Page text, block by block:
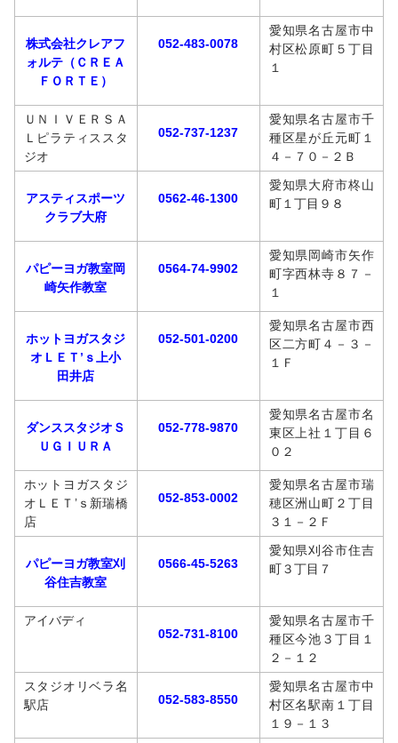
株式会社クレアフ
ォルテ（ＣＲＥＡ
ＦＯＲＴＥ）
052-483-0078
愛知県名古屋市中
村区松原町５丁目
１
ＵＮＩＶＥＲＳＡ
Ｌピラティススタ
ジオ
052-737-1237
愛知県名古屋市千
種区星が丘元町１
４－７０－２Ｂ
アスティスポーツ
クラブ大府
0562-46-1300
愛知県大府市柊山
町１丁目９８
パピーヨガ教室岡
崎矢作教室
0564-74-9902
愛知県岡崎市矢作
町字西林寺８７－
１
ホットヨガスタジ
オＬＥＴ’ｓ上小
田井店
052-501-0200
愛知県名古屋市西
区二方町４－３－
１Ｆ
ダンススタジオＳ
ＵＧＩＵＲＡ
052-778-9870
愛知県名古屋市名
東区上社１丁目６
０２
ホットヨガスタジ
オＬＥＴ’ｓ新瑞橋
店
052-853-0002
愛知県名古屋市瑞
穂区洲山町２丁目
３１－２Ｆ
パピーヨガ教室刈
谷住吉教室
0566-45-5263
愛知県刈谷市住吉
町３丁目７
アイバディ
052-731-8100
愛知県名古屋市千
種区今池３丁目１
２－１２
スタジオリベラ名
駅店
052-583-8550
愛知県名古屋市中
村区名駅南１丁目
１９－１３